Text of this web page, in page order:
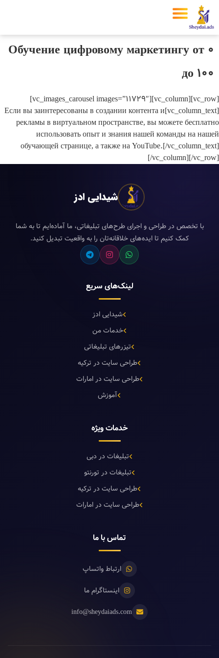
Обучение цифровому маркетингу от 0
до 100
[vc_row][vc_column][vc_images_carousel images=”11729″]
[vc_column_text]Если вы заинтересованы в создании контента и
рекламы в виртуальном пространстве, вы можете бесплатно
использовать опыт и знания нашей команды на нашей
обучающей странице, а также на YouTube.[/vc_column_text]
[/vc_column][/vc_row]
شیدایی ادز
با تخصص در طراحی و اجرای طرح‌های تبلیغاتی، ما آماده‌ایم تا به شما
کمک کنیم تا ایده‌های خلاقانه‌تان را به واقعیت تبدیل کنید.
لینک‌های سریع
شیدایی ادز
خدمات من
تیزرهای تبلیغاتی
طراحی سایت در ترکیه
طراحی سایت در امارات
آموزش
خدمات ویژه
تبلیغات در دبی
تبلیغات در تورنتو
طراحی سایت در ترکیه
طراحی سایت در امارات
تماس با ما
ارتباط واتساپ
اینستاگرام ما
info@sheydaiads.com